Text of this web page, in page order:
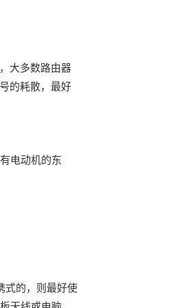
大多数路由器
的耗散，最好
电动机的东
式的，则最好使